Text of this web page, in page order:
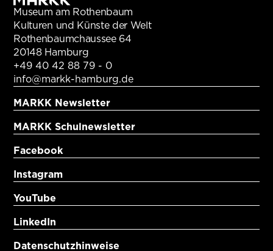
Museum am Rothenbaum
Kulturen und Künste der Welt
Rothenbaumchaussee 64
20148 Hamburg
+49 40 42 88 79 - 0
info@markk-hamburg.de
MARKK Newsletter
MARKK Schulnewsletter
Facebook
Instagram
YouTube
LinkedIn
Datenschutzhinweise